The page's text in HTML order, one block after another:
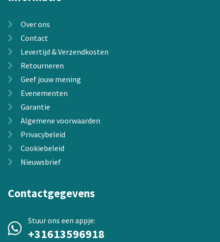
Over ons
Contact
Levertijd & Verzendkosten
Retourneren
Geef jouw mening
Evenementen
Garantie
Algemene voorwaarden
Privacybeleid
Cookiebeleid
Nieuwsbrief
Contactgegevens
Stuur ons een appje:
+31613596918